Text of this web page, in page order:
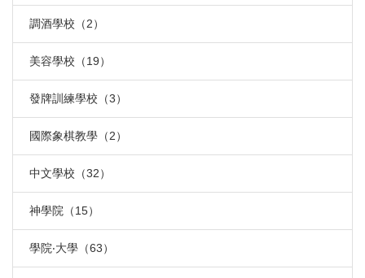
調酒學校（2）
美容學校（19）
發牌訓練學校（3）
國際象棋教學（2）
中文學校（32）
神學院（15）
學院‧大學（63）